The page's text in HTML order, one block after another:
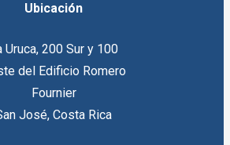
Ubicación
Uruca, 200 Sur y 100
del Edificio Romero
Fournier
José, Costa Rica